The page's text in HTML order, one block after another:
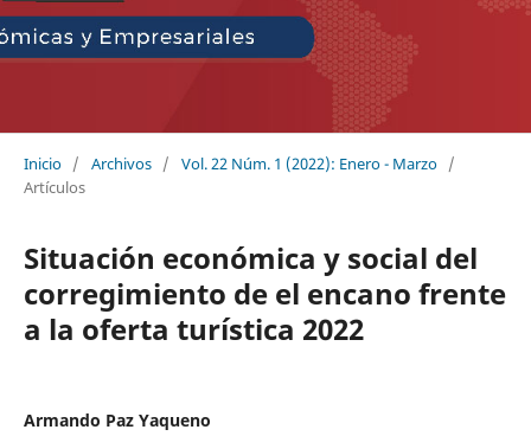
Inicio / Archivos / Vol. 22 Núm. 1 (2022): Enero - Marzo /
Artículos
Situación económica y social del
corregimiento de el encano frente
a la oferta turística 2022
Armando Paz Yaqueno